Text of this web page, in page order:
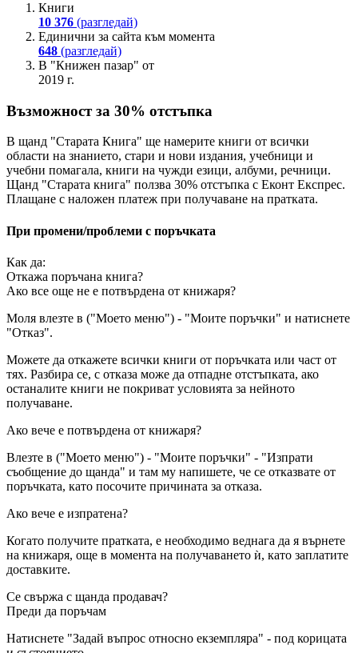
Книги
10 376 (разгледай)
Единични за сайта към момента
648 (разгледай)
В "Книжен пазар" от
2019 г.
Възможност за 30% отстъпка
В щанд "Старата Книга" ще намерите книги от всички
области на знанието, стари и нови издания, учебници и
учебни помагала, книги на чужди езици, албуми, речници.
Щанд "Старата книга" ползва 30% отстъпка с Еконт Експрес.
Плащане с наложен платеж при получаване на пратката.
При промени/проблеми с поръчката
Как да:
Откажа поръчана книга?
Ако все още не е потвърдена от книжаря?
Моля влезте в ("Моето меню") - "Моите поръчки" и натиснете
"Отказ".
Можете да откажете всички книги от поръчката или част от
тях. Разбира се, с отказа може да отпадне отстъпката, ако
останалите книги не покриват условията за нейното
получаване.
Ако вече е потвърдена от книжаря?
Влезте в ("Моето меню") - "Моите поръчки" - "Изпрати
съобщение до щанда" и там му напишете, че се отказвате от
поръчката, като посочите причината за отказа.
Ако вече е изпратена?
Когато получите пратката, е необходимо веднага да я върнете
на книжаря, още в момента на получаването ѝ, като заплатите
доставките.
Се свържа с щанда продавач?
Преди да поръчам
Натиснете "Задай въпрос относно екземпляра" - под корицата